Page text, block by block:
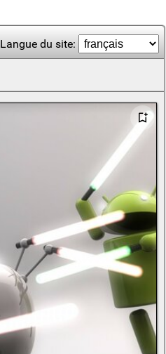
Langue du site: